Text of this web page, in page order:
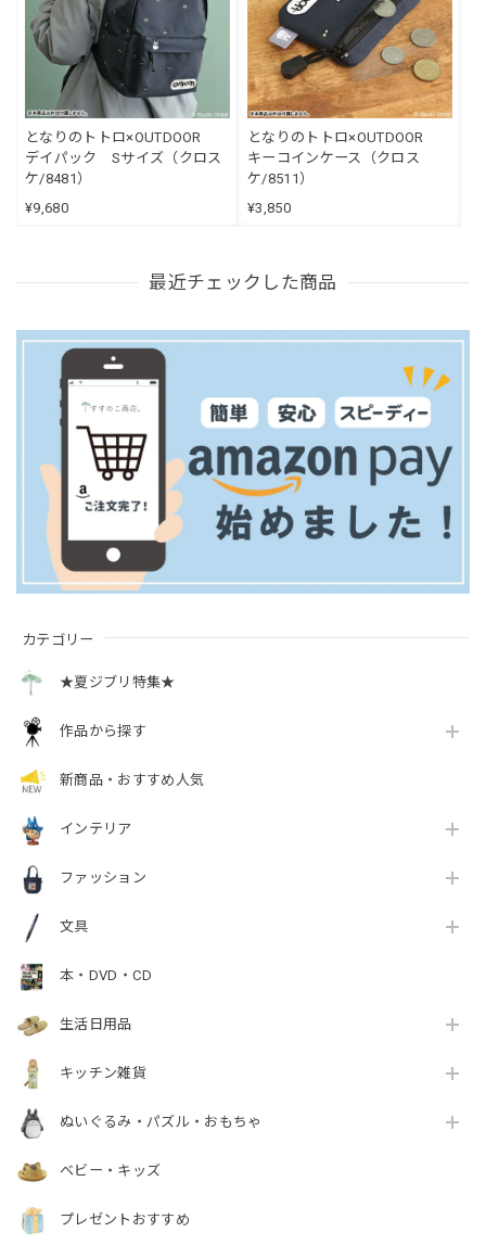
カテゴリー
★夏ジブリ特集★
作品から探す
新商品・おすすめ人気
インテリア
ファッション
文具
本・DVD・CD
生活日用品
キッチン雑貨
ぬいぐるみ・パズル・おもちゃ
ベビー・キッズ
プレゼントおすすめ
となりのトトロ×OUTDOOR
デイパック Sサイズ（クロス
ケ/8481）
¥9,680
となりのトトロ×OUTDOOR
キーコインケース（クロス
ケ/8511）
¥3,850
最近チェックした商品